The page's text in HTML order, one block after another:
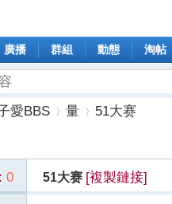
廣播 群組 動態 淘帖
愛BBS
›
量
›
51大赛
0 51大赛 [複製鏈接]